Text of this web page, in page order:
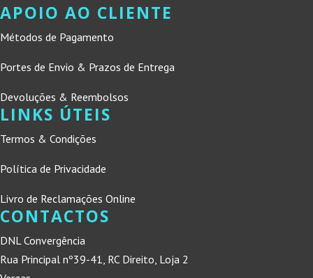
APOIO AO CLIENTE
Métodos de Pagamento
Portes de Envio & Prazos de Entrega
Devoluções & Reembolsos
LINKS ÚTEIS
Termos & Condições
Política de Privacidade
Livro de Reclamações Online
CONTACTOS
DNL Convergência
Rua Principal nº39-41, RC Direito, Loja 2